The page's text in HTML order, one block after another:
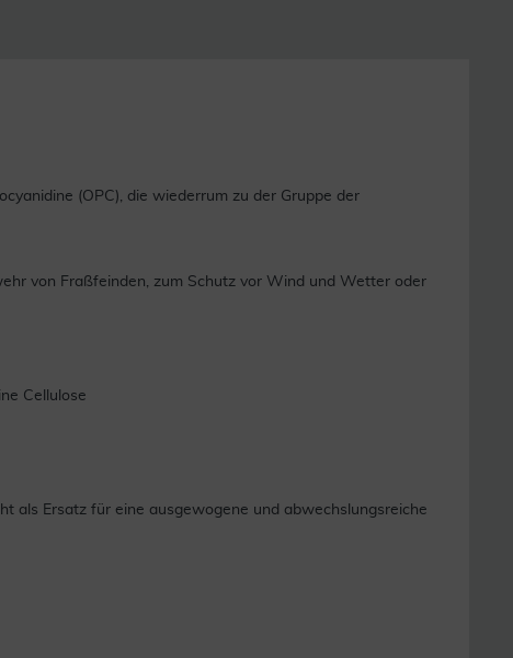
(OPC), die wiederrum zu der Gruppe der
von Fraßfeinden, zum Schutz vor Wind und Wetter oder
Cellulose
als Ersatz für eine ausgewogene und abwechslungsreiche